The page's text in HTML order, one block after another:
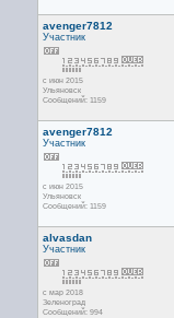
avenger7812
Участник
с июн 2015
Ульяновск
Сообщений: 1159
avenger7812
Участник
с июн 2015
Ульяновск
Сообщений: 1159
alvasdan
Участник
с мар 2018
Зеленоград
Сообщений: 994